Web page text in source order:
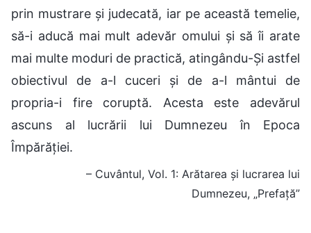
prin mustrare și judecată, iar pe această temelie,
să-i aducă mai mult adevăr omului și să îi arate
mai multe moduri de practică, atingându-Și astfel
obiectivul de a-l cuceri și de a-l mântui de
propria-i fire coruptă. Acesta este adevărul
ascuns al lucrării lui Dumnezeu în Epoca
Împărăției.
– Cuvântul, Vol. 1: Arătarea și lucrarea lui
Dumnezeu, „Prefață”